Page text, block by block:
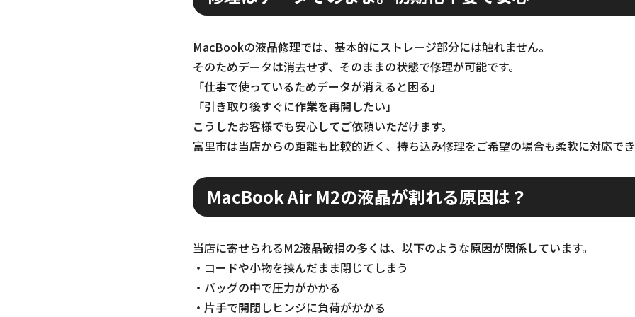
MacBookの液晶修理では、基本的にストレージ部分には触れません。
そのためデータは消去せず、そのままの状態で修理が可能です。
「仕事で使っているためデータが消えると困る」
「引き取り後すぐに作業を再開したい」
こうしたお客様でも安心してご依頼いただけます。
富里市は当店からの距離も比較的近く、持ち込み修理をご希望の場合も柔軟に対応で
MacBook Air M2の液晶が割れる原因は？
当店に寄せられるM2液晶破損の多くは、以下のような原因が関係しています。
・コードや小物を挟んだまま閉じてしまう
・バッグの中で圧力がかかる
・片手で開閉しヒンジに負荷がかかる